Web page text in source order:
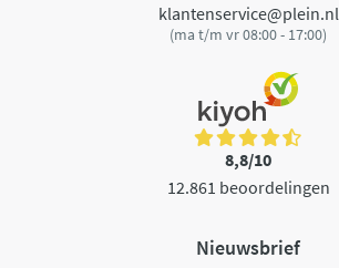
klantenservice@plein.nl
(ma t/m vr 08:00 - 17:00)
8,8/10
12.861 beoordelingen
Nieuwsbrief